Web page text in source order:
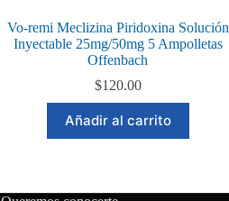
Vo-remi Meclizina Piridoxina Solución
Inyectable 25mg/50mg 5 Ampolletas
Offenbach
$120.00
Añadir al carrito